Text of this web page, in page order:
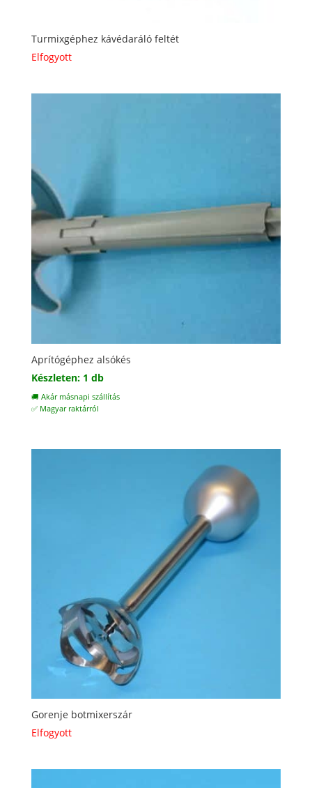
Turmixgéphez kávédaráló feltét
Elfogyott
Aprítógéphez alsókés
Készleten: 1 db
🚚 Akár másnapi szállítás
✅ Magyar raktárról
Gorenje botmixerszár
Elfogyott